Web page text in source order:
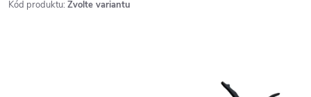
Kód produktu: Zvolte variantu